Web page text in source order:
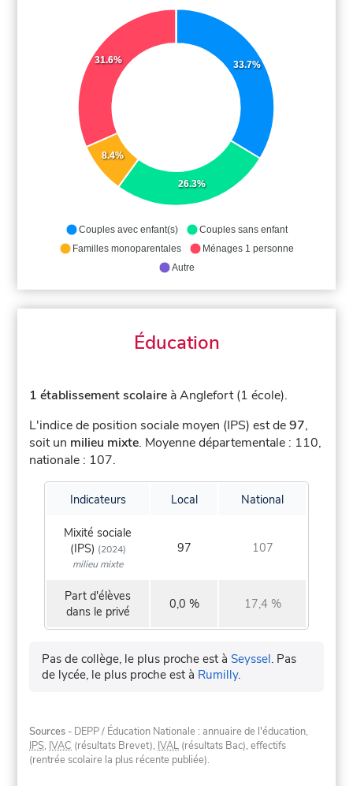
33.7%
26.3%
8.4%
31.6%
Couples avec enfant(s)
Couples sans enfant
Familles monoparentales
Ménages 1 personne
Autre
Éducation
1 établissement scolaire à Anglefort (1 école).
L'indice de position sociale moyen (IPS) est de97,
soit un milieu mixte. Moyenne départementale : 110,
nationale : 107.
Indicateurs Local National
Mixité sociale
(IPS) (2024)
milieu mixte
97 107
Part d'élèves
dans le privé
0,0 % 17,4 %
Pas de collège, le plus proche est àSeyssel. Pas
de lycée, le plus proche est à Rumilly.
Sources - DEPP / Éducation Nationale : annuaire de l'éducation,
IPS, IVAC (résultats Brevet), IVAL (résultats Bac), effectifs
(rentrée scolaire la plus récente publiée).